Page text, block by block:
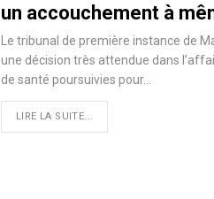
un accouchement à
Le tribunal de première instance de
une décision très attendue dans
de santé poursuivies pour…
LIRE LA SUITE...